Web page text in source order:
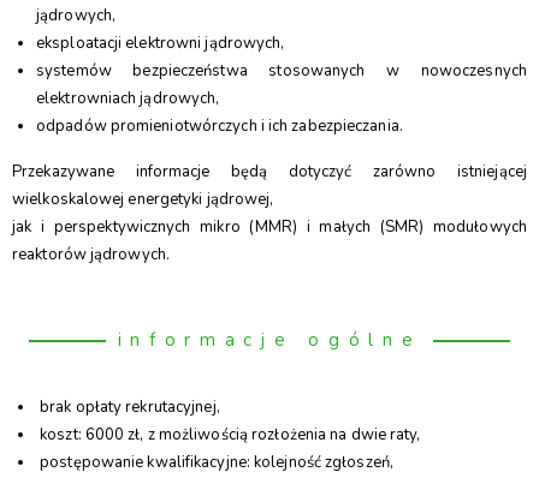
jądrowych,
eksploatacji elektrowni jądrowych,
systemów bezpieczeństwa stosowanych w nowoczesnych
elektrowniach jądrowych,
odpadów promieniotwórczych i ich zabezpieczania.
Przekazywane informacje będą dotyczyć zarówno istniejącej
wielkoskalowej energetyki jądrowej,
jak i perspektywicznych mikro (MMR) i małych (SMR) modułowych
reaktorów jądrowych.
informacje ogólne
brak opłaty rekrutacyjnej,
koszt: 6000 zł, z możliwością rozłożenia na dwie raty,
postępowanie kwalifikacyjne: kolejność zgłoszeń,